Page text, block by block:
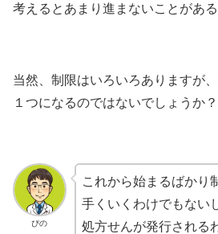
考えるとあまり進まないことがある
当然、制限はいろいろありますが
１つになるのではないでしょうか？
ぴの
これから始まるばかり
手くいくわけでもない
処方せんが発行される